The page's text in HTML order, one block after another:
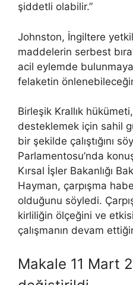
şiddetli olabilir.”
Johnston, İngiltere
maddelerin serbest
acil eylemde
felaketin
Birleşik Krallık
desteklemek için sahil
bir şekilde çalıştığını
Parlamentosu’nda
Kırsal İşler Bakanlığı
Hayman, çarpışma
olduğunu söyledi.
kirliliğin ölçeğini ve
çalışmanın devam
Makale 11 Mart